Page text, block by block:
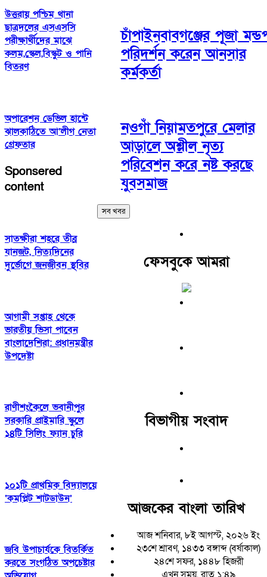
উত্তরায় পশ্চিম থানা
ছাত্রদলের এসএসসি
পরীক্ষার্থীদের মাঝে
কলম,স্কেল,বিস্কুট ও পানি
বিতরণ
অপারেশন ডেভিল হান্টে
ঝালকাঠিতে আ’লীগ নেতা
গ্রেফতার
Sponsered
content
সাতক্ষীরা শহরে তীব্র
যানজট, নিত্যদিনের
দুর্ভোগে জনজীবন স্থবির
আগামী সপ্তাহ থেকে
ভারতীয় ভিসা পাবেন
বাংলাদেশিরা: প্রধানমন্ত্রীর
উপদেষ্টা
রাণীশংকৈলে ভবানীপুর
সরকারি প্রাইমারি স্কুলে
১৪টি সিলিং ফ্যান চুরি
১০১টি প্রাথমিক বিদ্যালয়ে
‘কমপ্লিট শাটডাউন’
জবি উপাচার্যকে বিতর্কিত
করতে সংগঠিত অপচেষ্টার
চাঁপাইনবাবগঞ্জের পূজা
পরিদর্শন করেন আনসার
কর্মকর্তা
নওগাঁ নিয়ামতপুরে মেলার
আড়ালে অশ্লীল নৃত্য
পরিবেশন করে নষ্ট করছে
যুবসমাজ
সব খবর
ফেসবুকে আমরা
বিভাগীয় সংবাদ
আজকের বাংলা তারিখ
আজ শনিবার, ৮ই আগস্ট, ২০২৬ ইং
২৩শে শ্রাবণ, ১৪৩৩ বঙ্গাব্দ (বর্ষাকাল)
২৪শে সফর, ১৪৪৮ হিজরী